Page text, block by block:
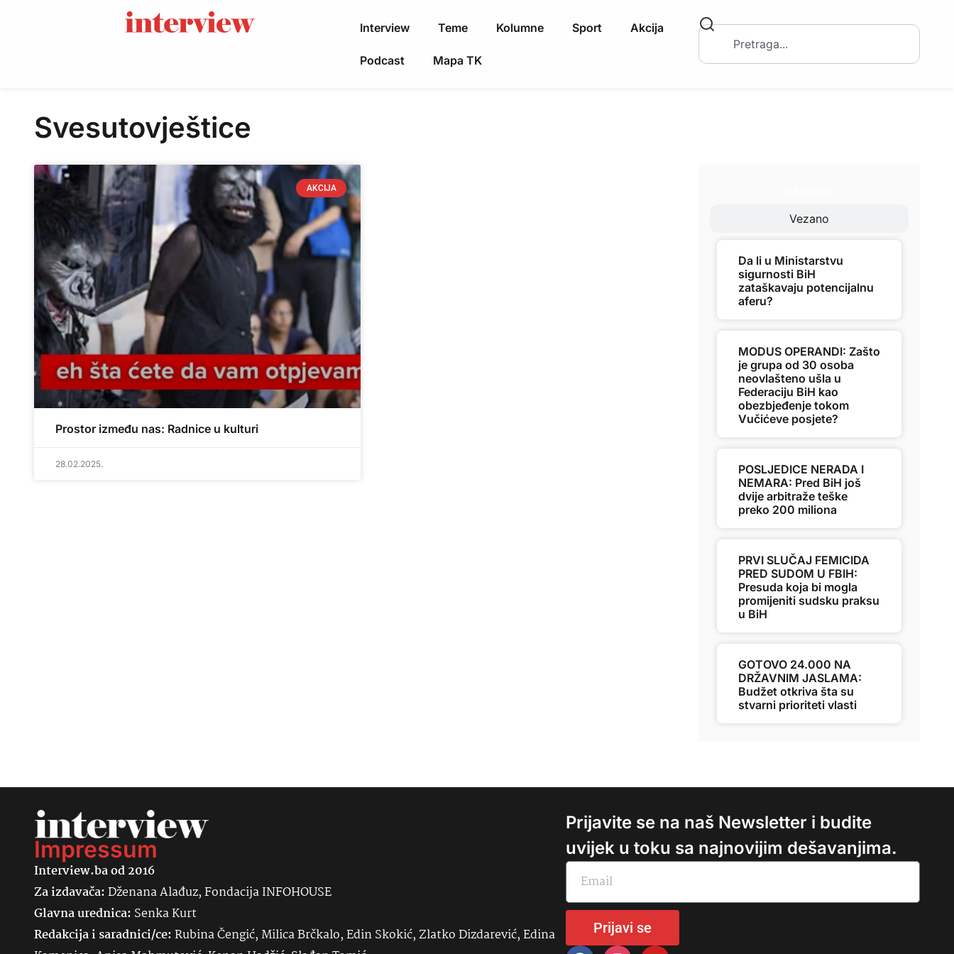
Interview Teme Kolumne Sport Akcija
Podcast Mapa TK
Svesutovještice
AKCIJA
Prostor između nas: Radnice u kulturi
28.02.2025.
Vezano
Da li u Ministarstvu
sigurnosti BiH
zataškavaju potencijalnu
aferu?
MODUS OPERANDI: Zašto
je grupa od 30 osoba
neovlašteno ušla u
Federaciju BiH kao
obezbjeđenje tokom
Vučićeve posjete?
POSLJEDICE NERADA I
NEMARA: Pred BiH još
dvije arbitraže teške
preko 200 miliona
PRVI SLUČAJ FEMICIDA
PRED SUDOM U FBIH:
Presuda koja bi mogla
promijeniti sudsku praksu
u BiH
GOTOVO 24.000 NA
DRŽAVNIM JASLAMA:
Budžet otkriva šta su
stvarni prioriteti vlasti
Impressum
Interview.ba od 2016
Za izdavača:Dženana Alađuz, Fondacija INFOHOUSE
Glavna urednica: SenkaKurt
Redakcija i saradnici/ce:Rubina Čengić, Milica Brčkalo, Edin Skokić, Zlatko Dizdarević, Edina
Prijavite se na naš Newsletter i budite
uvijek u toku sa najnovijim dešavanjima.
Prijavi se